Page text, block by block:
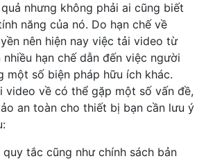
nhưng không phải ai cũng biết
năng của nó. Do hạn chế về
nên hiện nay việc tải video từ
hạn chế dẫn đến việc người
một số biện pháp hữu ích khác.
video về có thể gặp một số vấn đề,
an toàn cho thiết bị bạn cần lưu ý
tắc cũng như chính sách bản